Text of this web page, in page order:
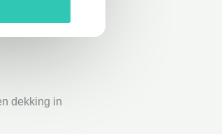
dekking in